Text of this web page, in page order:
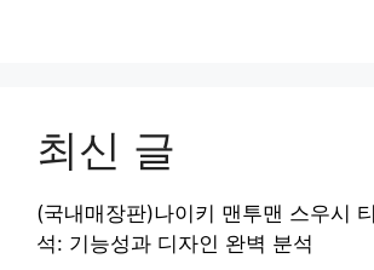
최신 글
(국내매장판)나이키 맨투맨 스우시
석: 기능성과 디자인 완벽 분석